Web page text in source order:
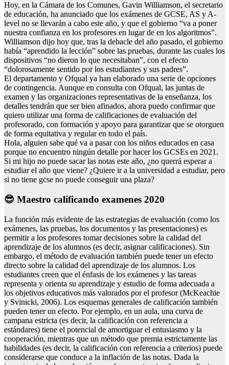
Hoy, en la Cámara de los Comunes, Gavin Williamson, el secretario
de educación, ha anunciado que los exámenes de GCSE, AS y A-
level no se llevarán a cabo este año, y que el gobierno “va a poner
nuestra confianza en los profesores en lugar de en los algoritmos”.
Williamson dijo hoy que, tras la debacle del año pasado, el gobierno
había “aprendido la lección” sobre las pruebas, durante las cuales los
dispositivos “no dieron lo que necesitaban”, con el efecto
“dolorosamente sentido por los estudiantes y sus padres”.
El departamento y Ofqual ya han elaborado una serie de opciones
de contingencia. Aunque en consulta con Ofqual, las juntas de
examen y las organizaciones representativas de la enseñanza, los
detalles tendrán que ser bien afinados, ahora puedo confirmar que
quiero utilizar una forma de calificaciones de evaluación del
profesorado, con formación y apoyo para garantizar que se otorguen
de forma equitativa y regular en todo el país.
Hola, alguien sabe qué va a pasar con los niños educados en casa
porque no encuentro ningún detalle por hacer los GCSEs en 2021.
Si mi hijo no puede sacar las notas este año, ¿no querrá esperar a
estudiar el año que viene? ¿Quiere ir a la universidad a estudiar, pero
si no tiene gcse no puede conseguir una plaza?
😎 Maestro calificando examenes 2020
La función más evidente de las estrategias de evaluación (como los
exámenes, las pruebas, los documentos y las presentaciones) es
permitir a los profesores tomar decisiones sobre la calidad del
aprendizaje de los alumnos (es decir, asignar calificaciones). Sin
embargo, el método de evaluación también puede tener un efecto
directo sobre la calidad del aprendizaje de los alumnos. Los
estudiantes creen que el énfasis de los exámenes y las tareas
representa y orienta su aprendizaje y estudio de forma adecuada a
los objetivos educativos más valorados por el profesor (McKeachie
y Svinicki, 2006). Los esquemas generales de calificación también
pueden tener un efecto. Por ejemplo, en un aula, una curva de
campana estricta (es decir, la calificación con referencia a
estándares) tiene el potencial de amortiguar el entusiasmo y la
cooperación, mientras que un método que premia estrictamente las
habilidades (es decir, la calificación con referencia a criterios) puede
considerarse que conduce a la inflación de las notas. Dada la